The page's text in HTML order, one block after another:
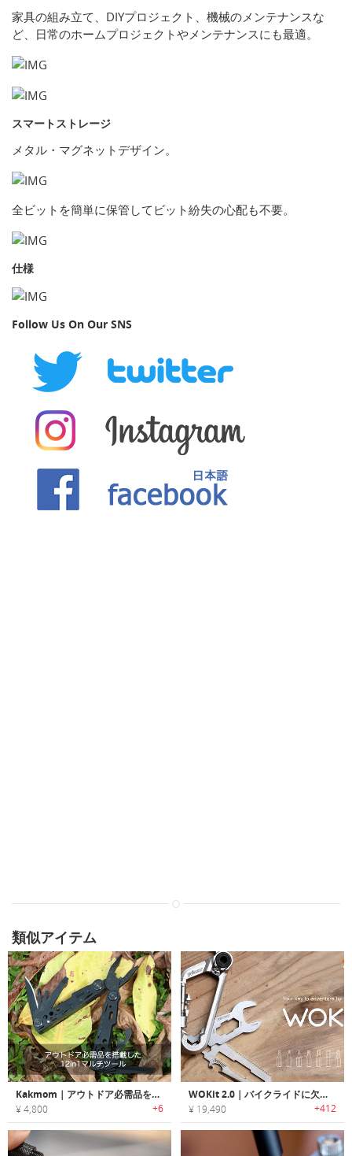
家具の組み立て、DIYプロジェクト、機械のメンテナンスな
ど、日常のホームプロジェクトやメンテナンスにも最適。
スマートストレージ
メタル・マグネットデザイン。
全ビットを簡単に保管してビット紛失の心配も不要。
仕様
Follow Us On Our SNS
類似アイテム
Kakmom｜アウトドア必需品を搭載した12in1マルチツール
¥ 4,800 +6
WOKit 2.0｜バイクライドに欠かせないカラビナデザインユニバーサルマルチツール「ウォキット2.0」
¥ 19,490 +412